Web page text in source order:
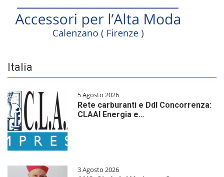
Italia
5 Agosto 2026
Rete carburanti e Ddl Concorrenza:
CLAAI Energia e…
3 Agosto 2026